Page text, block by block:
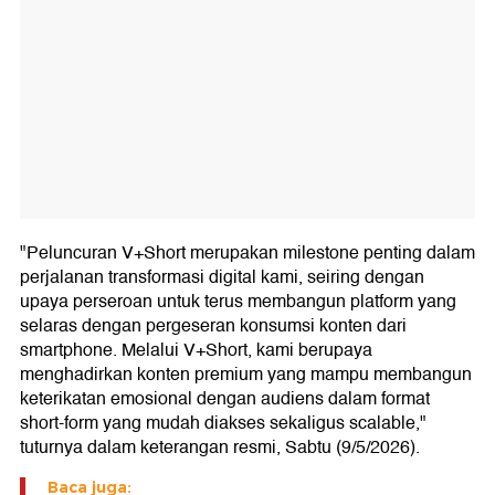
"Peluncuran V+Short merupakan milestone penting dalam
perjalanan transformasi digital kami, seiring dengan
upaya perseroan untuk terus membangun platform yang
selaras dengan pergeseran konsumsi konten dari
smartphone. Melalui V+Short, kami berupaya
menghadirkan konten premium yang mampu membangun
keterikatan emosional dengan audiens dalam format
short-form yang mudah diakses sekaligus scalable,"
tuturnya dalam keterangan resmi, Sabtu (9/5/2026).
Baca juga: